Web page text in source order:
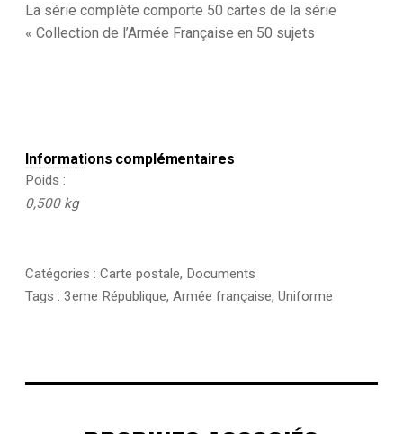
La série complète comporte 50 cartes de la série
« Collection de l’Armée Française en 50 sujets
Informations complémentaires
Poids
0,500 kg
Catégories : Carte postale, Documents
Tags : 3eme République, Armée française, Uniforme